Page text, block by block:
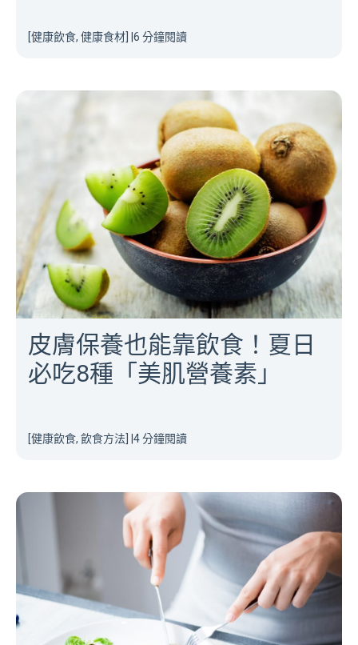
[健康飲食, 健康食材] 6 分鐘閱讀
皮膚保養也能靠飲食！夏日
必吃8種「美肌營養素」
[健康飲食, 飲食方法] 4 分鐘閱讀